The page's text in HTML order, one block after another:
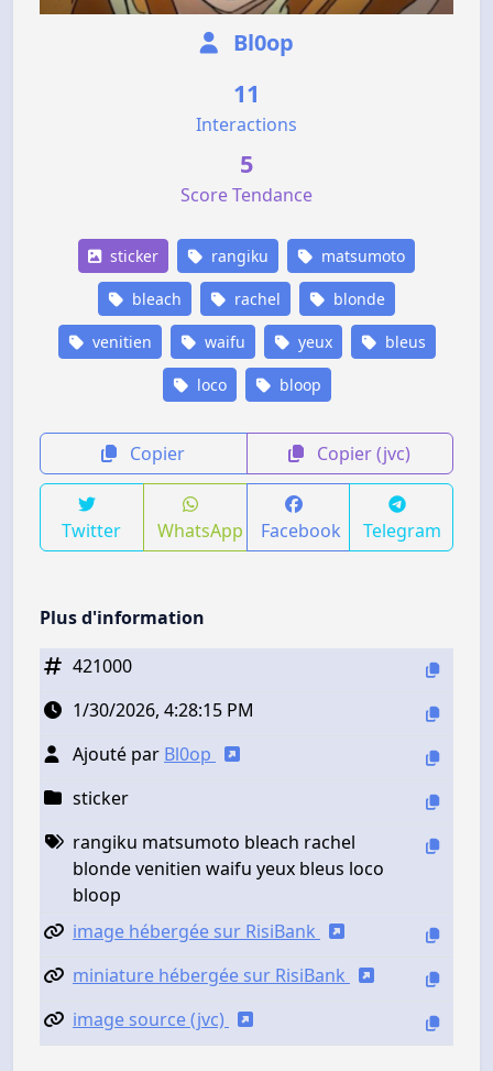
Bl0op
11
Interactions
5
Score Tendance
sticker rangiku matsumoto
bleach rachel blonde
venitien waifu yeux bleus
loco bloop
Copier Copier (jvc)
Twitter WhatsApp Facebook Telegram
Plus d'information
421000
1/30/2026, 4:28:15 PM
Ajouté par Bl0op
sticker
rangiku matsumoto bleach rachel
blonde venitien waifu yeux bleus loco
bloop
image hébergée sur RisiBank
miniature hébergée sur RisiBank
image source (jvc)